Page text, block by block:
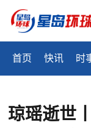
首页 快讯 时
琼瑶逝世